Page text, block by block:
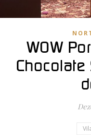
WOW
Chocolate